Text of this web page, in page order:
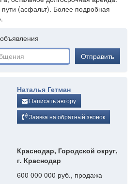
(асфальт). Более подробная
Отправить
Наталья Гетман
Написать автору
Заявка на обратный звонок
Краснодар, Городской округ,
г. Краснодар
600 000 000 руб., продажа